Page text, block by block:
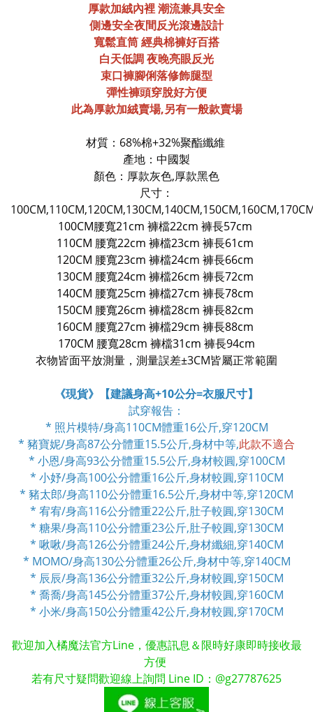
厚款加絨內裡 潮流兼具安全
側邊安全夜間反光滾邊設計
寬鬆直筒 經典棉褲好百搭
白天低調 夜晚亮眼反光
束口褲腳俐落修飾腿型
​​​​​​​彈性褲頭穿脫好方便
此為厚款加絨賣場,另有一般款賣場
材質：68%棉+32%聚酯纖維
產地：中國製
顏色：厚款灰色,厚款黑色
尺寸：
100CM,110CM,120CM,130CM,140CM,150CM,160CM
100CM腰寬21cm 褲檔22cm 褲長57cm
110CM 腰寬22cm 褲檔23cm 褲長61cm
120CM 腰寬23cm 褲檔24cm 褲長66cm
130CM 腰寬24cm 褲檔26cm 褲長72cm
140CM 腰寬25cm 褲檔27cm 褲長78cm
150CM 腰寬26cm 褲檔28cm 褲長82cm
160CM 腰寬27cm 褲檔29cm 褲長88cm
170CM 腰寬28cm 褲檔31cm 褲長94cm
衣物皆面平放測量，測量誤差±3CM皆屬正常範圍
《現貨》【建議身高+10公分=衣服尺寸】
試穿報告：
* 照片模特/身高110CM體重16公斤,穿120CM
* 豬寶妮/身高87公分體重15.5公斤,身材中等,此款不適合
* 小恩/身高93公分體重15.5公斤,身材較圓,穿100CM
* 小妤/身高100公分體重16公斤,身材較圓,穿110CM
* 豬太郎/身高110公分體重16.5公斤,身材中等,穿120CM
* 宥宥/身高116公分體重22公斤,肚子較圓,穿130CM
* 糖果/身高110公分體重23公斤,肚子較圓,穿130CM
* 啾啾/身高126公分體重24公斤,身材纖細,穿140CM
* MOMO/身高130公分體重26公斤,身材中等,穿140CM
* 辰辰/身高136公分體重32公斤,身材較圓,穿150CM
* 喬喬/身高145公分體重37公斤,身材較圓,穿160CM
* 小米/身高150公分體重42公斤,身材較圓,穿170CM
歡迎加入橘魔法官方Line，優惠訊息＆限時好康即時接收最
方便
若有尺寸疑問歡迎線上詢問 Line ID：@g27787625